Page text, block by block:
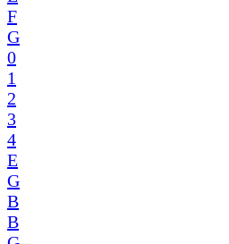
F
G
0
1
2
3
4
E
G
B
B